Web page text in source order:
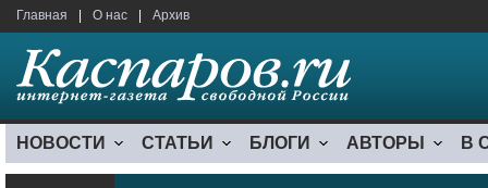
Главная О нас Архив
НОВОСТИ СТАТЬИ БЛОГИ АВТОРЫ В